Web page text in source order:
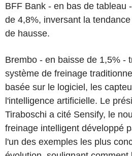
BFF Bank - en bas de tableau
de 4,8%, inversant la
de hausse.
Brembo - en baisse de 1,5% -
système de freinage
basée sur le logiciel, les
l'intelligence artificielle. Le
Tiraboschi a cité Sensify, le
freinage intelligent développé
l'un des exemples les plus